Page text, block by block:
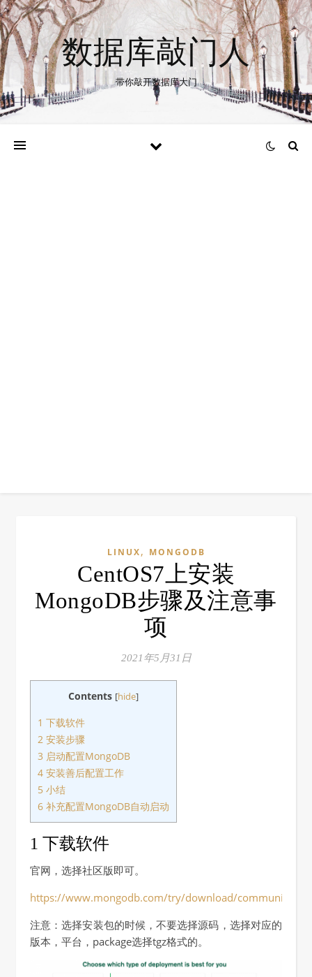
数据库敲门人
带你敲开数据库大门
LINUX, MONGODB
CentOS7上安装
MongoDB步骤及注意事
项
2021年5月31日
Contents [hide]
1 下载软件
2 安装步骤
3 启动配置MongoDB
4 安装善后配置工作
5 小结
6 补充配置MongoDB自动启动
1 下载软件
官网，选择社区版即可。
https://www.mongodb.com/try/download/community
注意：选择安装包的时候，不要选择源码，选择对应的
版本，平台，package选择tgz格式的。